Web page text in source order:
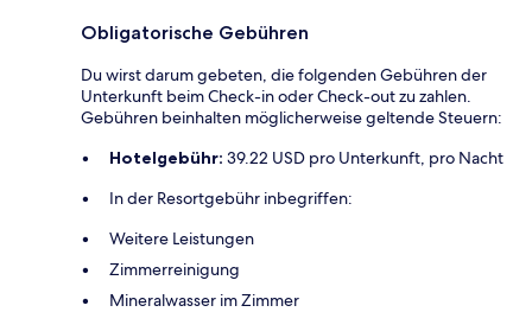
Obligatorische Gebühren
Du wirst darum gebeten, die folgenden Gebühren der
Unterkunft beim Check-in oder Check-out zu zahlen.
Gebühren beinhalten möglicherweise geltende Steuern:
Hotelgebühr: 39.22 USD pro Unterkunft, pro Nacht
In der Resortgebühr inbegriffen:
Weitere Leistungen
Zimmerreinigung
Mineralwasser im Zimmer